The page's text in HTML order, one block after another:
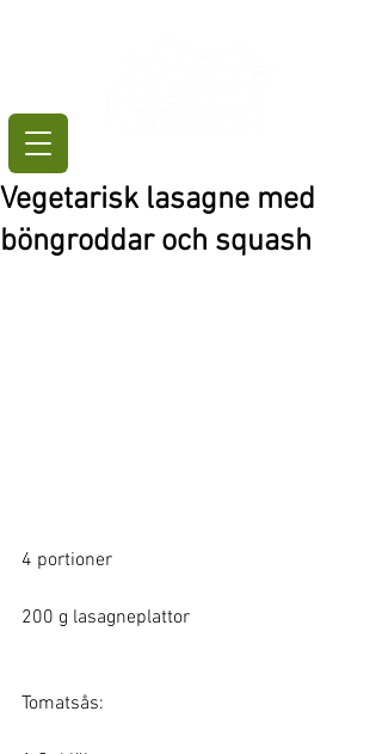
Vegetarisk lasagne med
böngroddar och squash
4 portioner
200 g lasagneplattor
Tomatsås: